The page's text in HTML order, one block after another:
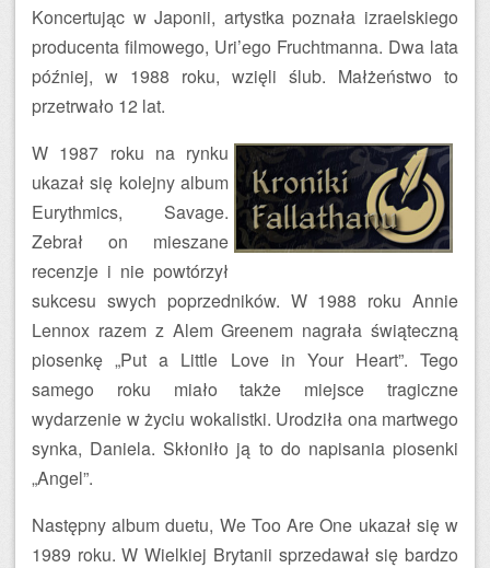
Koncertując w Japonii, artystka poznała izraelskiego
producenta filmowego, Uri’ego Fruchtmanna. Dwa lata
później, w 1988 roku, wzięli ślub. Małżeństwo to
przetrwało 12 lat.
W 1987 roku na rynku
ukazał się kolejny album
Eurythmics, Savage.
Zebrał on mieszane
recenzje i nie powtórzył
sukcesu swych poprzedników. W 1988 roku Annie
Lennox razem z Alem Greenem nagrała świąteczną
piosenkę „Put a Little Love in Your Heart”. Tego
samego roku miało także miejsce tragiczne
wydarzenie w życiu wokalistki. Urodziła ona martwego
synka, Daniela. Skłoniło ją to do napisania piosenki
„Angel”.
Następny album duetu, We Too Are One ukazał się w
1989 roku. W Wielkiej Brytanii sprzedawał się bardzo